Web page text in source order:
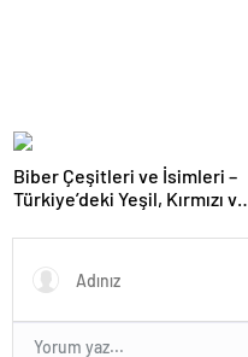
Biber Çeşitleri ve İsimleri –
Türkiye’deki Yeşil, Kırmızı ve